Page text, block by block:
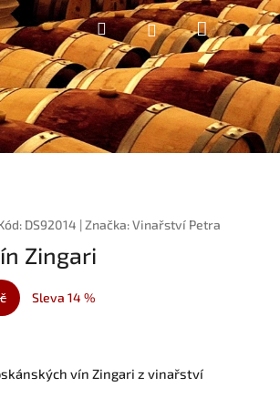
HledatPřihlášeníNákupní
košík
DS92014 |Značka:Vinařství Petra
Zingari
Sleva 14 %
vín Zingari z vinařství